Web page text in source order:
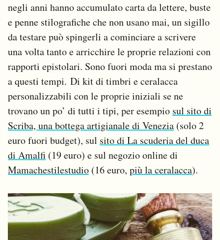
negli anni hanno accumulato carta da lettere, buste
e penne stilografiche che non usano mai, un sigillo
da testare può spingerli a cominciare a scrivere
una volta tanto e arricchire le proprie relazioni con
rapporti epistolari. Sono fuori moda ma si prestano
a questi tempi. Di kit di timbri e ceralacca
personalizzabili con le proprie iniziali se ne
trovano un po’ di tutti i tipi, per esempio sul sito di
Scriba, una bottega artigianale di Venezia (solo 2
euro fuori budget), sul sito di La scuderia del duca
di Amalfi (19 euro) e sul negozio online di
Mamachestilestudio (16 euro, più la ceralacca).